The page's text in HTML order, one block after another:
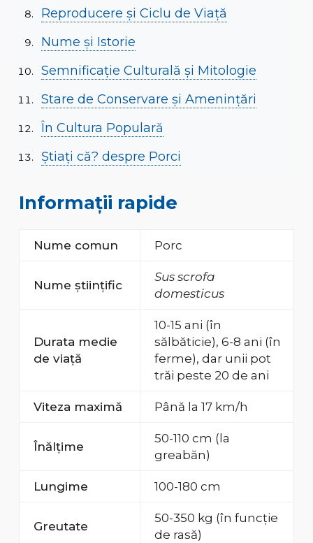
Reproducere și Ciclu de Viață
Nume și Istorie
Semnificație Culturală și Mitologie
Stare de Conservare și Amenințări
În Cultura Populară
Știați că? despre Porci
Informații rapide
Nume comun Porc
Nume științific
Sus scrofa
domesticus
Durata medie
de viață
10-15 ani (în
sălbăticie), 6-8 ani (în
ferme), dar unii pot
trăi peste 20 de ani
Viteza maximă Până la 17 km/h
Înălțime
50-110 cm (la
greabăn)
Lungime 100-180 cm
Greutate
50-350 kg (în funcție
de rasă)